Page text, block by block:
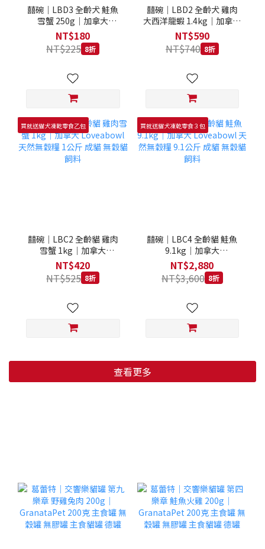
囍碗｜LBD3 全齡犬 鮭魚
雪蟹 250g｜加拿大
Loveabowl 天然無穀糧
250克 成犬 無穀狗飼料
NT$180
NT$225 8折
囍碗｜LBD2 全齡犬 雞肉
大西洋龍蝦 1.4kg｜加拿大
Loveabowl 天然無穀糧
1.4公斤 成犬 無穀狗飼料
NT$590
NT$740 8折
買就送貓犬凍乾零食乙包
囍碗｜LBC2 全齡貓 雞肉
雪蟹 1kg｜加拿大
Loveabowl 天然無穀糧 1
公斤 成貓 無穀貓飼料
NT$420
NT$525 8折
買就送貓犬凍乾零食３包
囍碗｜LBC4 全齡貓 鮭魚
9.1kg｜加拿大
Loveabowl 天然無穀糧
9.1公斤 成貓 無穀貓飼料
NT$2,880
NT$3,600 8折
查看更多